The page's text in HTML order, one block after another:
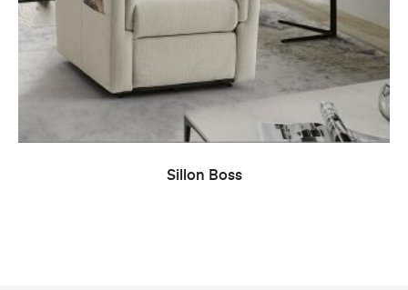
LEER MÁS
Sillon Boss